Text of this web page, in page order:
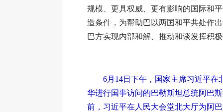
规模、更具权威、更有影响的国际和
造条件，为帮助巴以两国和平共处作
巴方实现内部和解、推动和谈发挥积
6月14日下午，国家主席习近平在
华进行国事访问的巴勒斯坦总统阿巴
前，习近平在人民大会堂北大厅为阿